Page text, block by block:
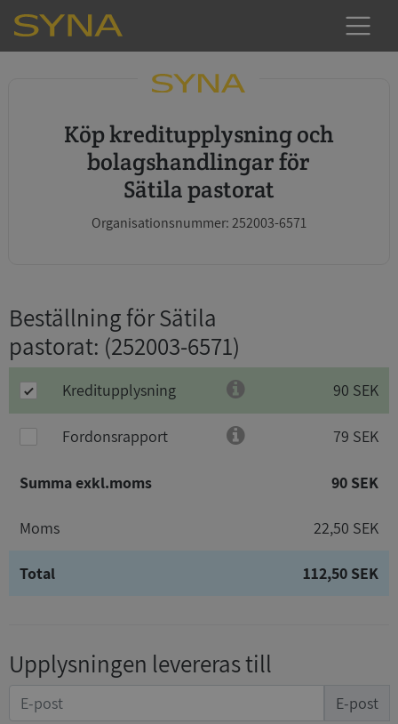
Köp kreditupplysning och
bolagshandlingar för
Sätila pastorat
Organisationsnummer: 252003-6571
Beställning för Sätila
pastorat: (252003-6571)
Kreditupplysning 90 SEK
Fordonsrapport 79 SEK
Summa exkl.moms 90 SEK
Moms 22,50 SEK
Total 112,50 SEK
Upplysningen levereras till
E-post